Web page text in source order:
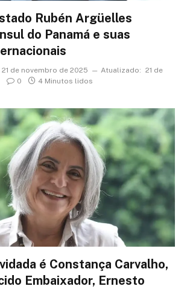
Rubén Argüelles
do Panamá e suas
21 de novembro de 2025 Atualizado: 21 de
0 4 Minutos lidos
é Constança Carvalho,
Embaixador, Ernesto